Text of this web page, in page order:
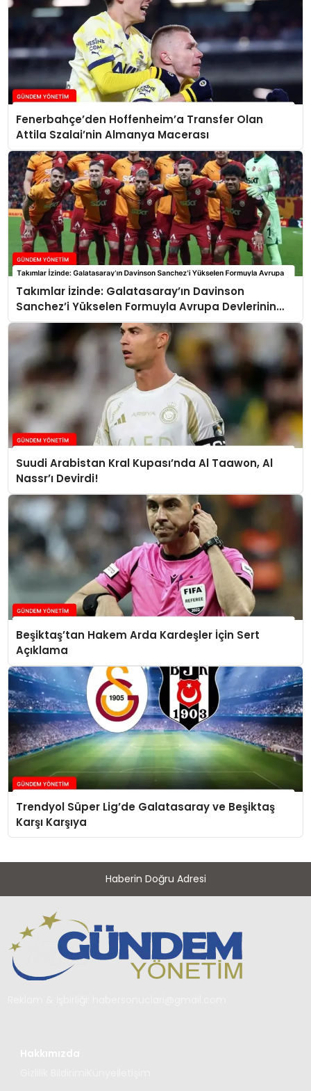
Fenerbahçe’den Hoffenheim’a Transfer Olan
Attila Szalai’nin Almanya Macerası
Takımlar İzinde: Galatasaray’ın Davinson
Sanchez’i Yükselen Formuyla Avrupa Devlerinin
Radarında
Suudi Arabistan Kral Kupası’nda Al Taawon, Al
Nassr’ı Devirdi!
Beşiktaş’tan Hakem Arda Kardeşler İçin Sert
Açıklama
Trendyol Süper Lig’de Galatasaray ve Beşiktaş
Karşı Karşıya
Haberin Doğru Adresi
Hakkımızda